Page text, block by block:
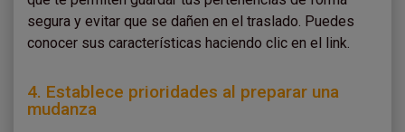
segura y evitar que se dañen en el traslado. Puedes
conocer sus características haciendo clic en el link.
4. Establece prioridades al preparar una
mudanza